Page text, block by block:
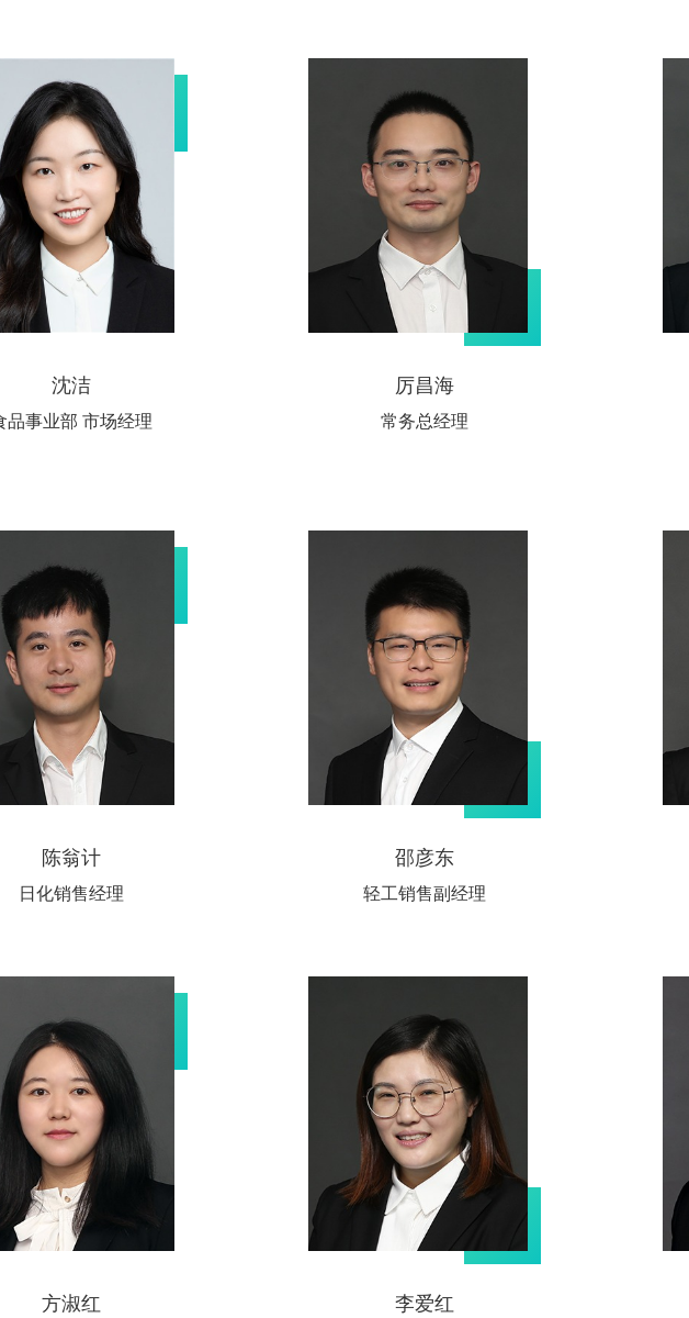
沈洁
品事业部 市场经理
厉昌海
常务总经理
陈翁计
日化销售经理
邵彦东
轻工销售副经理
方淑红 李爱红